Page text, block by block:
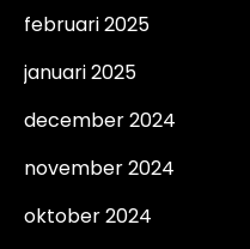
februari 2025
januari 2025
december 2024
november 2024
oktober 2024